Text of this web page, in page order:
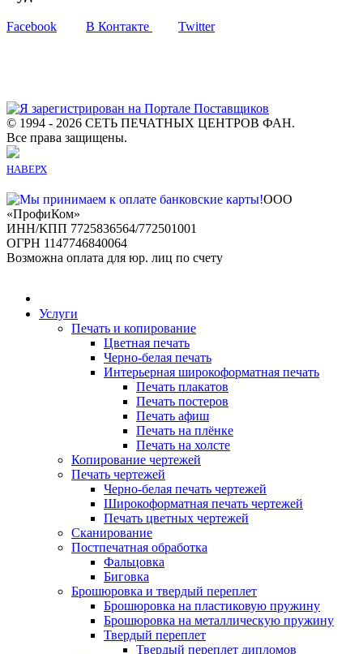
Facebook В Контакте Twitter
© 1994 - 2026 СЕТЬ ПЕЧАТНЫХ ЦЕНТРОВ ФАН.
Все права защищены.
НАВЕРХ
ООО
«ПрофиКом»
ИНН/КПП 7725836564/772501001
ОГРН 1147746840064
Возможна оплата для юр. лиц по счету
Услуги
Печать и копирование
Цветная печать
Черно-белая печать
Интерьерная широкоформатная печать
Печать плакатов
Печать постеров
Печать афиш
Печать на плёнке
Печать на холсте
Копирование чертежей
Печать чертежей
Черно-белая печать чертежей
Широкоформатная печать чертежей
Печать цветных чертежей
Сканирование
Постпечатная обработка
Фальцовка
Биговка
Брошюровка и твердый переплет
Брошюровка на пластиковую пружину
Брошюровка на металлическую пружину
Твердый переплет
Твердый переплет дипломов